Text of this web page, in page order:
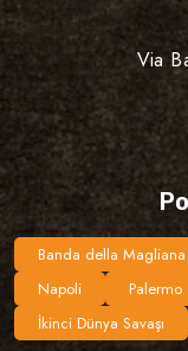
Via
Banda della Magliana
Napoli
Palermo
İkinci Dünya Savaşı